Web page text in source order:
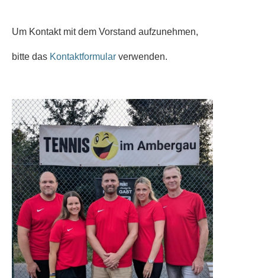
Um Kontakt mit dem Vorstand aufzunehmen,
bitte das Kontaktformular verwenden.